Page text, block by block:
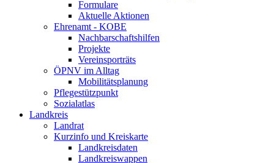
Formulare
Aktuelle Aktionen
Ehrenamt - KOBE
Nachbarschaftshilfen
Projekte
Vereinsporträts
ÖPNV im Alltag
Mobilitätsplanung
Pflegestützpunkt
Sozialatlas
Landkreis
Landrat
Kurzinfo und Kreiskarte
Landkreisdaten
Landkreiswappen